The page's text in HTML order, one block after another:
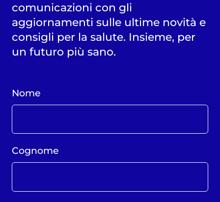
comunicazioni con gli
aggiornamenti sulle ultime novità e
consigli per la salute. Insieme, per
un futuro più sano.
Nome
Cognome